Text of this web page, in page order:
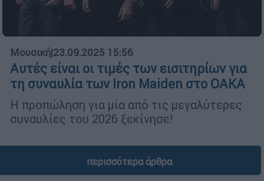
Μουσική|23.09.2025 15:56
Αυτές είναι οι τιμές των εισιτηρίων για
τη συναυλία των Iron Maiden στο ΟΑΚΑ
Η προπώληση για μία από τις μεγαλύτερες
συναυλίες του 2026 ξεκίνησε!
περισσότερα άρθρα